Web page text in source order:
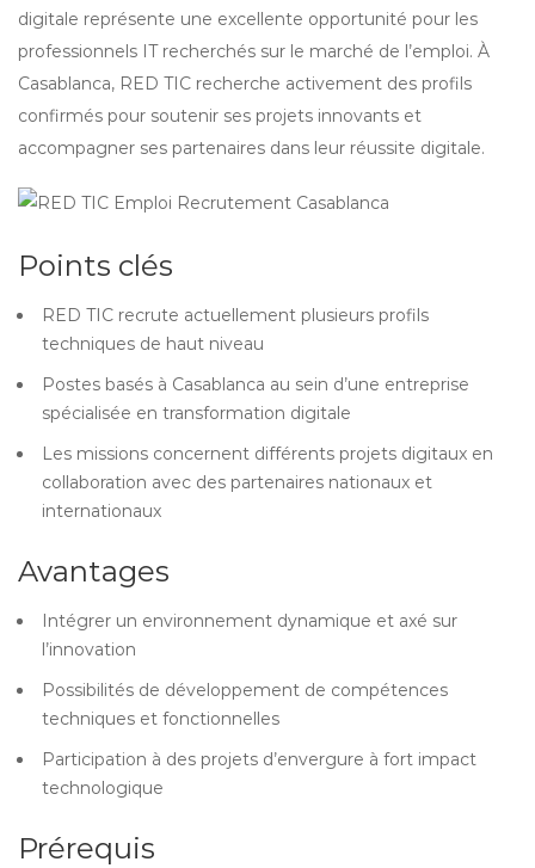
digitale représente une excellente opportunité pour les
professionnels IT recherchés sur le marché de l’emploi. À
Casablanca, RED TIC recherche activement des profils
confirmés pour soutenir ses projets innovants et
accompagner ses partenaires dans leur réussite digitale.
Points clés
RED TIC recrute actuellement plusieurs profils
techniques de haut niveau
Postes basés à Casablanca au sein d’une entreprise
spécialisée en transformation digitale
Les missions concernent différents projets digitaux en
collaboration avec des partenaires nationaux et
internationaux
Avantages
Intégrer un environnement dynamique et axé sur
l’innovation
Possibilités de développement de compétences
techniques et fonctionnelles
Participation à des projets d’envergure à fort impact
technologique
Prérequis